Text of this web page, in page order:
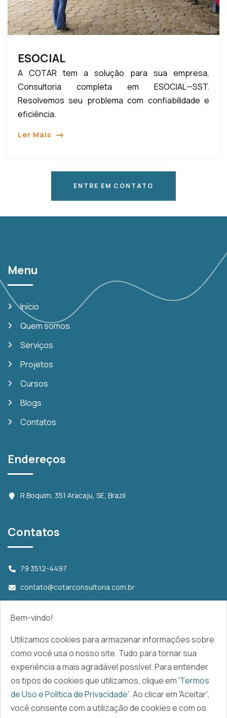
ESOCIAL
A COTAR tem a solução para sua empresa,
Consultoria completa em ESOCIAL—SST.
Resolvemos seu problema com confiabilidade e
eficiência.
Ler Mais
ENTRE EM CONTATO
Menu
Início
Quem somos
Serviços
Projetos
Cursos
Blogs
Contatos
Endereços
R Boquim, 351 Aracaju, SE, Brazil
Contatos
79 3512-4497
contato@cotarconsultoria.com.br
Redes Sociais
ENTRE EM CONTATO
Bem-vindo!
Utilizamos cookies para armazenar informações sobre
como você usa o nosso site. Tudo para tornar sua
experiência a mais agradável possível. Para entender
os tipos de cookies que utilizamos, clique em 'Termos
de Uso e Política de Privacidade'. Ao clicar em 'Aceitar',
você consente com a utilização de cookies e com os